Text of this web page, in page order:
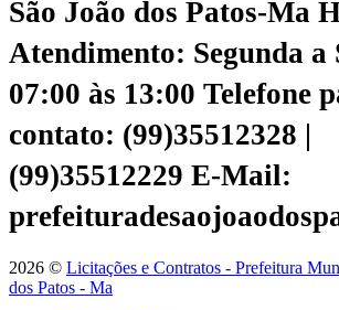
São João dos Patos-Ma
Atendimento: Segunda a
07:00 às 13:00 Telefone
contato: (99)35512328 |
(99)35512229 E-Mail:
2026 © Licitações e Contratos - Prefeitura
dos Patos - Ma